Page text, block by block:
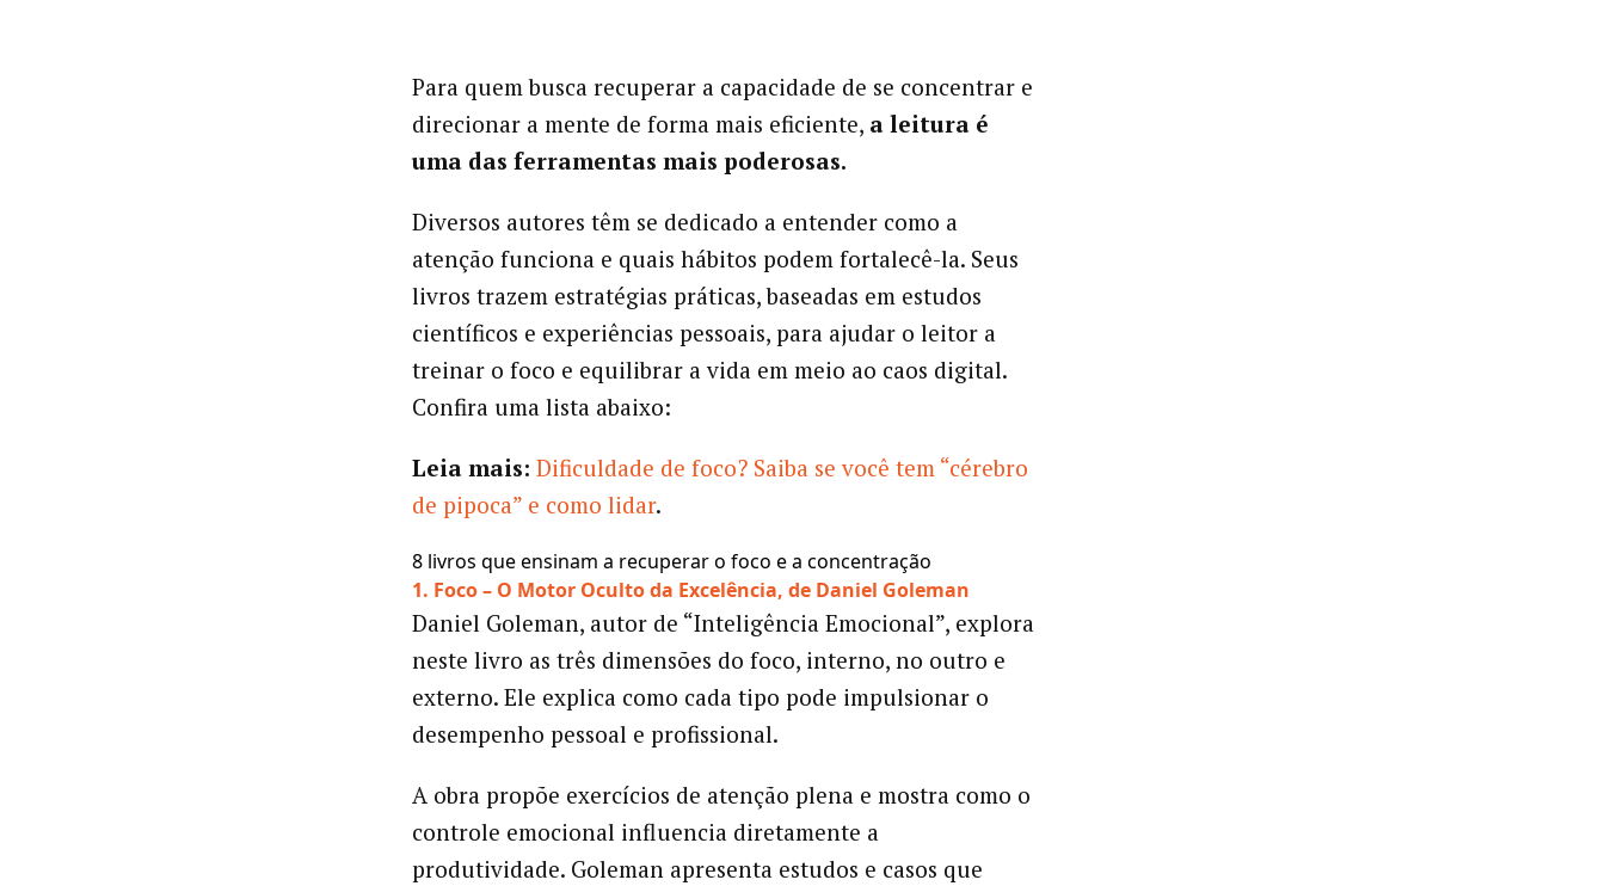
Para quem busca recuperar a capacidade de se concentrar e
direcionar a mente de forma mais eficiente, a leitura é
uma das ferramentas mais poderosas.
Diversos autores têm se dedicado a entender como a
atenção funciona e quais hábitos podem fortalecê-la. Seus
livros trazem estratégias práticas, baseadas em estudos
científicos e experiências pessoais, para ajudar o leitor a
treinar o foco e equilibrar a vida em meio ao caos digital.
Confira uma lista abaixo:
Leia mais: Dificuldade de foco? Saiba se você tem “cérebro
de pipoca” e como lidar.
8 livros que ensinam a recuperar o foco e a concentração
1. Foco – O Motor Oculto da Excelência, de Daniel Goleman
Daniel Goleman, autor de “Inteligência Emocional”, explora
neste livro as três dimensões do foco, interno, no outro e
externo. Ele explica como cada tipo pode impulsionar o
desempenho pessoal e profissional.
A obra propõe exercícios de atenção plena e mostra como o
controle emocional influencia diretamente a
produtividade. Goleman apresenta estudos e casos que